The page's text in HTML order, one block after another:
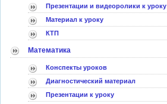
Презентации и видеоролики к уроку
Материал к уроку
КТП
Математика
Конспекты уроков
Диагностический материал
Презентации к уроку